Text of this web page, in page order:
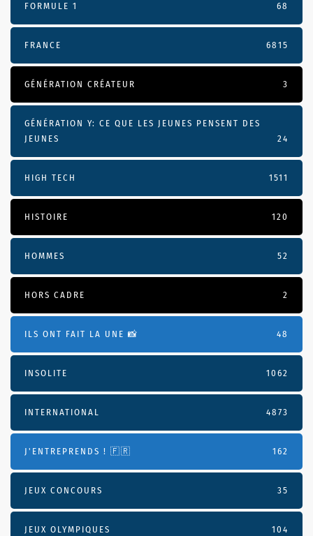
FORMULE 1 68
FRANCE 6815
GÉNÉRATION CRÉATEUR 3
GÉNÉRATION Y: CE QUE LES JEUNES PENSENT DES
JEUNES
24
HIGH TECH 1511
HISTOIRE 120
HOMMES 52
HORS CADRE 2
ILS ONT FAIT LA UNE 📸 48
INSOLITE 1062
INTERNATIONAL 4873
J'ENTREPRENDS ! 🇫🇷 162
JEUX CONCOURS 35
JEUX OLYMPIQUES 104